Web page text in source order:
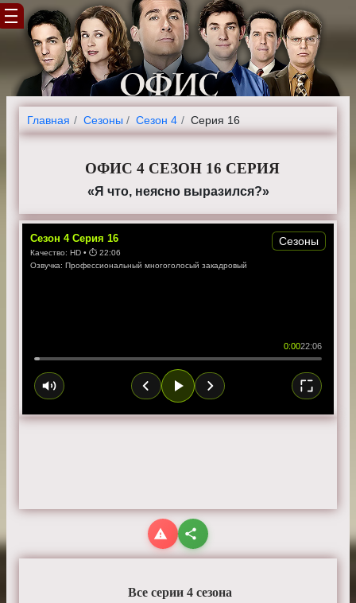
Главная Cезоны Сезон 4 Серия 16
ОФИС 4 СЕЗОН 16 СЕРИЯ
«Я что, неясно выразился?»
Сезон 4 Серия 16
Качество: HD • ⏱ 22:06
Озвучка: Профессиональный многоголосый закадровый
0:0022:06
Сезоны
Все серии 4 сезона